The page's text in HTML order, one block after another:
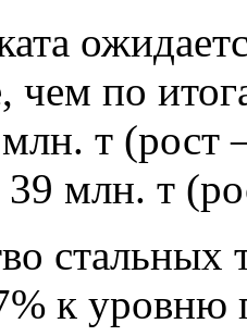
чем по
т
млн. т
стальных
к уровню